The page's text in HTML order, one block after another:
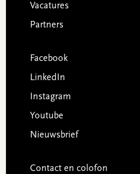
Vacatures
Partners
Facebook
LinkedIn
Instagram
Youtube
Nieuwsbrief
Contact en colofon